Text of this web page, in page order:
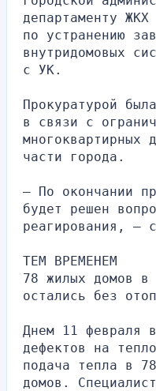
департаменту ЖКХ
по устранению
внутридомовых
с УК.
Прокуратурой
в связи с
многоквартирных
части города.
– По окончании
будет решен
реагирования, –
ТЕМ ВРЕМЕНЕМ
78 жилых домов в
остались без
Днем 11 февраля
дефектов на
подача тепла в
домов.